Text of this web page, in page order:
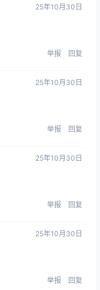
25年10月30日
举报 回复
25年10月30日
举报 回复
25年10月30日
举报 回复
25年10月30日
举报 回复